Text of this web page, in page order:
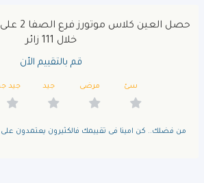
حصل العين كلاس موتورز فرع الصفا 2 على تقييم
خلال 111 زائر
قم بالتقييم الأن
سئ مرضى جيد جيد
من فضلك.. كن امينا فى تقييمك فالكثيرون يعتمدون على